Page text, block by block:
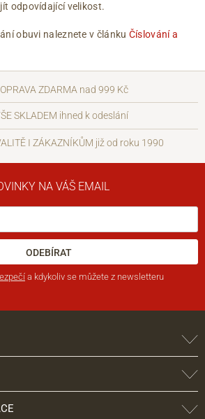
odpovídající velikost.
obuvi naleznete v článku Číslování a
ZDARMA nad 999 Kč
SKLADEM ihned k odeslání
I ZÁKAZNÍKŮM již od roku 1990
NA VÁŠ EMAIL
ODEBÍRAT
a kdykoliv se můžete z newsletteru